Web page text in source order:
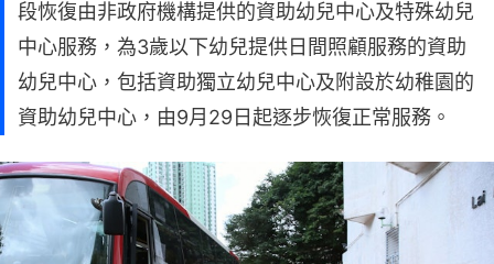
段恢復由非政府機構提供的資助幼兒中心及特殊幼兒
中心服務，為3歲以下幼兒提供日間照顧服務的資助
幼兒中心，包括資助獨立幼兒中心及附設於幼稚園的
資助幼兒中心，由9月29日起逐步恢復正常服務。